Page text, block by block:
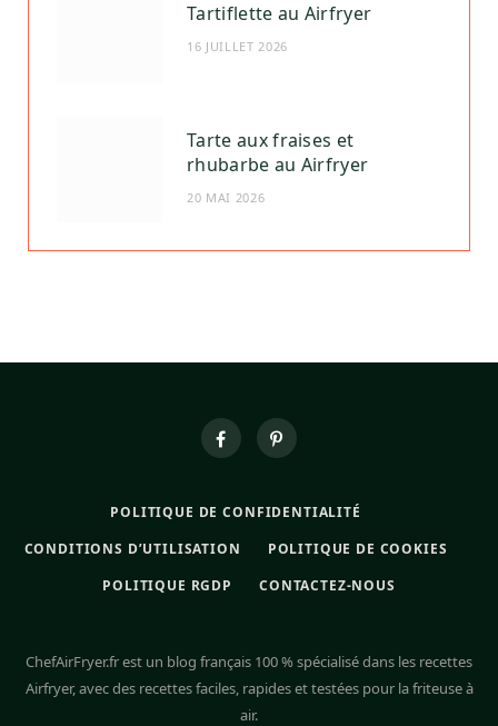
Tartiflette au Airfryer
16 JUILLET 2026
Tarte aux fraises et
rhubarbe au Airfryer
20 MAI 2026
POLITIQUE DE CONFIDENTIALITÉ
CONDITIONS D’UTILISATION
POLITIQUE DE COOKIES
POLITIQUE RGDP
CONTACTEZ-NOUS
ChefAirFryer.fr est un blog français 100 % spécialisé dans les recettes
Airfryer, avec des recettes faciles, rapides et testées pour la friteuse à
air.